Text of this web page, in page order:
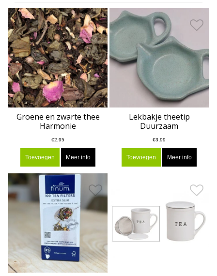
Groene en zwarte thee
Harmonie
€2,95
Toevoegen Meer info
Lekbakje theetip
Duurzaam
€3,99
Toevoegen Meer info